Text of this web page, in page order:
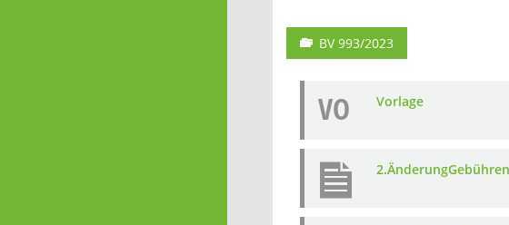
BV 993/2023
VO Vorlage